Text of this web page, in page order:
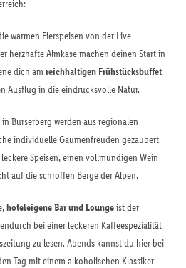
warmen Eierspeisen von der Live-
herzhafte Almkäse machen deinen Start in
dich am reichhaltigen Frühstücksbuffet
Ausflug in die eindrucksvolle Natur.
in Bürserberg werden aus regionalen
individuelle Gaumenfreuden gezaubert.
Speisen, einen vollmundigen Wein
auf die schroffen Berge der Alpen.
hoteleigene Bar und Loungeist der
bei einer leckeren Kaffeespezialität
zu lesen. Abends kannst du hier bei
Tag mit einem alkoholischen Klassiker